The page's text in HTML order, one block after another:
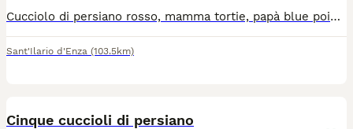
Cucciolo di persiano rosso, mamma tortie, papà blue point, entrambi visibili con test pkd e fiv/felv. maschio , vivace coccolone in perfetta salute (sono 3 fratelli). Nato il 15/05/26
Sant'Ilario d'Enza (103.5km)
Cinque cuccioli di persiano